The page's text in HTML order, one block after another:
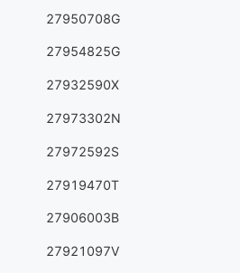
27950708G
27954825G
27932590X
27973302N
27972592S
27919470T
27906003B
27921097V